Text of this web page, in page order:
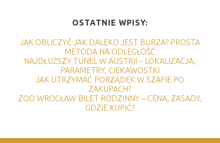
OSTATNIE WPISY:
JAK OBLICZYĆ JAK DALEKO JEST BURZA? PROSTA
METODA NA ODLEGŁOŚĆ
NAJDŁUŻSZY TUNEL W AUSTRII – LOKALIZACJA,
PARAMETRY, CIEKAWOSTKI
JAK UTRZYMAĆ PORZĄDEK W SZAFIE PO
ZAKUPACH?
ZOO WROCŁAW BILET RODZINNY – CENA, ZASADY,
GDZIE KUPIĆ?